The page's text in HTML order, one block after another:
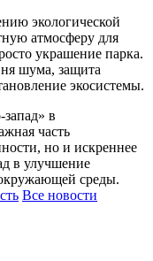
экологической
атмосферу для
украшение парка.
шума, защита
экосистемы.
в
часть
но и искреннее
в улучшение
окружающей среды.
Все новости